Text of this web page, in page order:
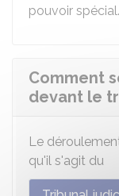
pouvoir spécial.
Comment
devant le
Le
qu'il s'agit du